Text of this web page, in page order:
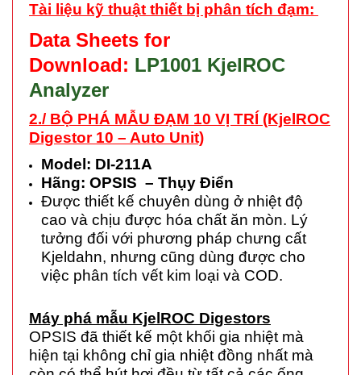
Tài liệu kỹ thuật thiết bị phân tích đạm:
Data Sheets for
Download: LP1001 KjelROC
Analyzer
2./ BỘ PHÁ MẪU ĐẠM 10 VỊ TRÍ (KjelROC
Digestor 10 – Auto Unit)
Model: DI-211A
Hãng: OPSIS – Thụy Điển
Được thiết kế chuyên dùng ở nhiệt độ
cao và chịu được hóa chất ăn mòn. Lý
tưởng đối với phương pháp chưng cất
Kjeldahn, nhưng cũng dùng được cho
việc phân tích vết kim loại và COD.
Máy phá mẫu KjelROC Digestors
OPSIS đã thiết kế một khối gia nhiệt mà
hiện tại không chỉ gia nhiệt đồng nhất mà